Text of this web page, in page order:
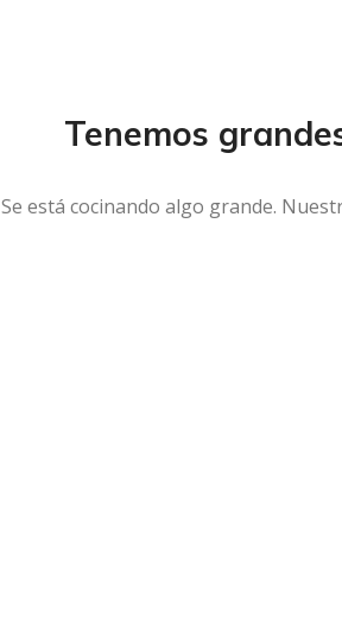
Tenemos
Se está cocinando algo grande.